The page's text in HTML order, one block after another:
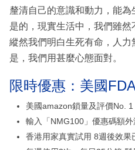
釐清自己的意識和動力，能為
是的，現實生活中，我們雖然
縱然我們明白生死有命，人
是，我們用甚麼心態面對。
限時優惠：美國
美國amazon鎖量及評價No. 1
輸入「NMG100」優惠碼額
香港用家真實試用 8週後效果